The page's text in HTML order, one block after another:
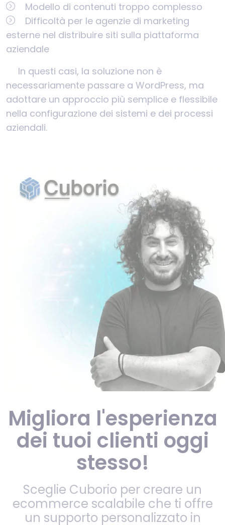
Modello di contenuti troppo complesso
Difficoltà per le agenzie di marketing
esterne nel distribuire siti sulla piattaforma
aziendale
In questi casi, la soluzione non è
necessariamente passare a WordPress, ma
adottare un approccio più semplice e flessibile
nella configurazione dei sistemi e dei processi
aziendali.
Migliora l'esperienza
dei tuoi clienti oggi
stesso!
Sceglie Cuborio per creare un
ecommerce scalabile che ti offre
un supporto personalizzato in